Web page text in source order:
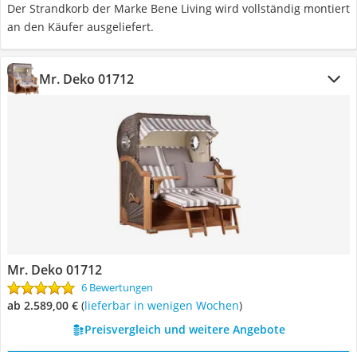
Der Strandkorb der Marke Bene Living wird vollständig montiert
an den Käufer ausgeliefert.
Mr. Deko ‎01712
Mr. Deko ‎01712
6 Bewertungen
ab 2.589,00 € ( Lieferbar in wenigen Wochen)
Preisvergleich und weitere Angebote